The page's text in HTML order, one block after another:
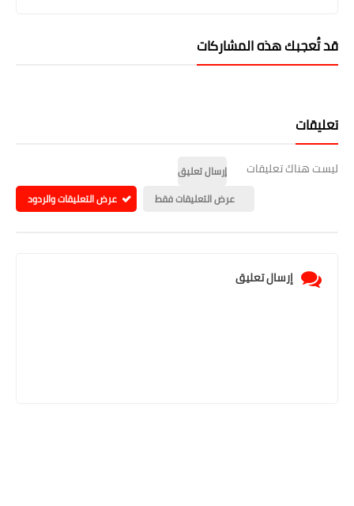
قد تُعجبك هذه المشاركات
تعليقات
ليست هناك تعليقات
إرسال تعليق
عرض التعليقات فقط
عرض التعليقات والردود
إرسال تعليق